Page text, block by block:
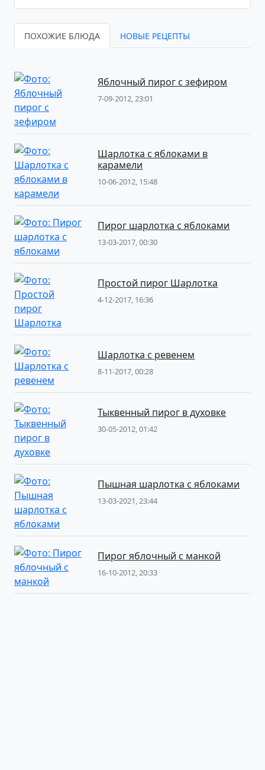
ПОХОЖИЕ БЛЮДА НОВЫЕ РЕЦЕПТЫ
Яблочный пирог с зефиром
7-09-2012, 23:01
Шарлотка с яблоками в
карамели
10-06-2012, 15:48
Пирог шарлотка с яблоками
13-03-2017, 00:30
Простой пирог Шарлотка
4-12-2017, 16:36
Шарлотка с ревенем
8-11-2017, 00:28
Тыквенный пирог в духовке
30-05-2012, 01:42
Пышная шарлотка с яблоками
13-03-2021, 23:44
Пирог яблочный с манкой
16-10-2012, 20:33